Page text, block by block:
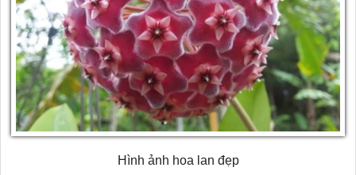
Hình ảnh hoa lan đẹp